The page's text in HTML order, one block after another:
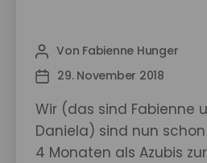
oder andere Ohrwurm
altbekannten
Weihnachtsliedern: Es
weihnachtete sehr in
Ferdinandstraße! Die…
Beitragsautor
Von Fabienne Hunger
Veröffentlichungsdatum
29. November 2018
Wir (das sind Fabienne
Daniela) sind nun
4 Monaten als Azubis zur